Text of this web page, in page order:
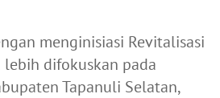
menginisiasi Revitalisasi
lebih difokuskan pada
Tapanuli Selatan,